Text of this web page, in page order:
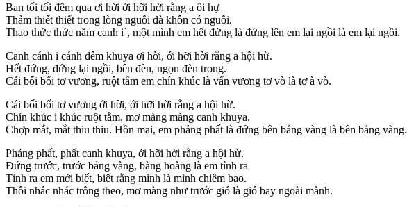
Ban tối tối đêm qua ơi hời ới hỡi hời rằng a ôi hự
Thảm thiết thiết trong lòng nguôi đà khôn có nguôi.
Thao thức thức năm canh i`, một mình em hết đứng là đứng lên em lại ngồi là em lại ngồi.
Canh cánh i cánh đêm khuya ơi hời, ới hỡi hời rằng a hội hừ.
Hết đứng, đứng lại ngồi, bên đèn, ngọn đèn trong.
Cái bối bối tơ vương, ruột tằm em chín khúc là vấn vương tơ vò là tơ à vò.
Cái bối bối tơ vương ới hời, ới hỡi hời rằng a hội hừ.
Chín khúc i khúc ruột tằm, mơ màng màng canh khuya.
Chợp mắt, mắt thiu thiu. Hồn mai, em phảng phất là đứng bên bảng vàng là bên bảng vàng.
Phảng phất, phất canh khuya, ới hỡi hời rằng a hội hừ.
Đứng trước, trước bảng vàng, bàng hoàng là em tỉnh ra
Tỉnh ra em mới biết, biết rằng mình là mình chiêm bao.
Thôi nhác nhác trông theo, mơ màng như trước gió là gió bay ngoài mành.